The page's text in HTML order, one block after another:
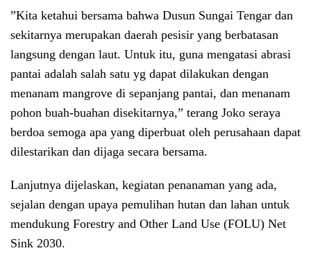
”Kita ketahui bersama bahwa Dusun Sungai Tengar dan
sekitarnya merupakan daerah pesisir yang berbatasan
langsung dengan laut. Untuk itu, guna mengatasi abrasi
pantai adalah salah satu yg dapat dilakukan dengan
menanam mangrove di sepanjang pantai, dan menanam
pohon buah-buahan disekitarnya,” terang Joko seraya
berdoa semoga apa yang diperbuat oleh perusahaan dapat
dilestarikan dan dijaga secara bersama.
Lanjutnya dijelaskan, kegiatan penanaman yang ada,
sejalan dengan upaya pemulihan hutan dan lahan untuk
mendukung Forestry and Other Land Use (FOLU) Net
Sink 2030.